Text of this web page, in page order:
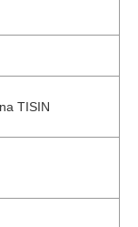
TISIN